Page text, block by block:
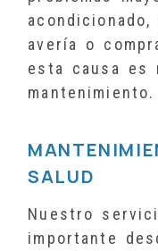
avería o
esta causa es
mantenimiento.
SALUD
Nuestro
importante